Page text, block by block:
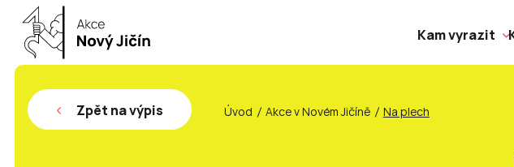
Kam vyrazit
Zpět na výpis Úvod Akce v Novém Jičíně Na plech